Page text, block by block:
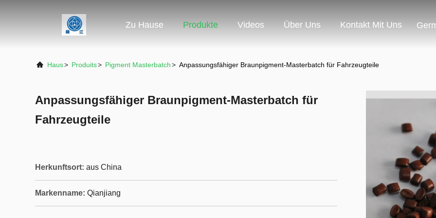
Zu Hause Produkte Videos Über Uns Kontakt Mit Uns
Haus> Produits> Pigment Masterbatch> Anpassungsfähiger Braunpigment-Masterbatch für Fahrzeugteile
Anpassungsfähiger Braunpigment-Masterbatch für
Fahrzeugteile
Herkunftsort: aus China
Markenname: Qianjiang